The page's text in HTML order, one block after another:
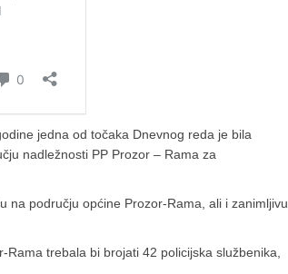
jedna od točaka Dnevnog reda je bila
nadležnosti PP Prozor – Rama za
na području općine Prozor-Rama, ali i zanimljivu
trebala bi brojati 42 policijska službenika,